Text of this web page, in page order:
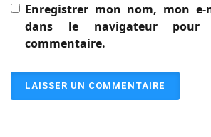
Enregistrer mon nom, mon
dans le navigateur pour
commentaire.